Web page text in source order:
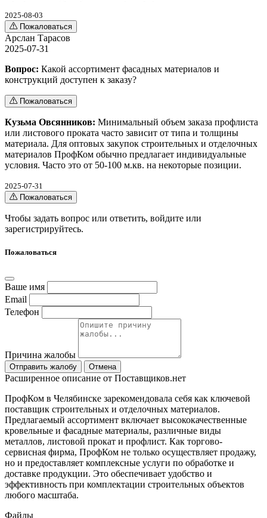
2025-08-03
Пожаловаться
Арслан Тарасов
2025-07-31
Вопрос: Какой ассортимент фасадных материалов и
конструкций доступен к заказу?
Пожаловаться
Кузьма Овсянников: Минимальный объем заказа профлиста
или листового проката часто зависит от типа и толщины
материала. Для оптовых закупок строительных и отделочных
материалов ПрофКом обычно предлагает индивидуальные
условия. Часто это от 50-100 м.кв. на некоторые позиции.
2025-07-31
Пожаловаться
Чтобы задать вопрос или ответить, войдите или
зарегистрируйтесь.
Пожаловаться
Ваше имя
Email
Телефон
Причина жалобы
Отправить жалобу Отмена
Расширенное описание от Поставщиков.нет
ПрофКом в Челябинске зарекомендовала себя как ключевой
поставщик строительных и отделочных материалов.
Предлагаемый ассортимент включает высококачественные
кровельные и фасадные материалы, различные виды
металлов, листовой прокат и профлист. Как торгово-
сервисная фирма, ПрофКом не только осуществляет продажу,
но и предоставляет комплексные услуги по обработке и
доставке продукции. Это обеспечивает удобство и
эффективность при комплектации строительных объектов
любого масштаба.
Файлы